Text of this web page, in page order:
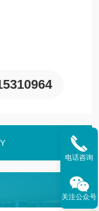
电话咨询
关注公众号